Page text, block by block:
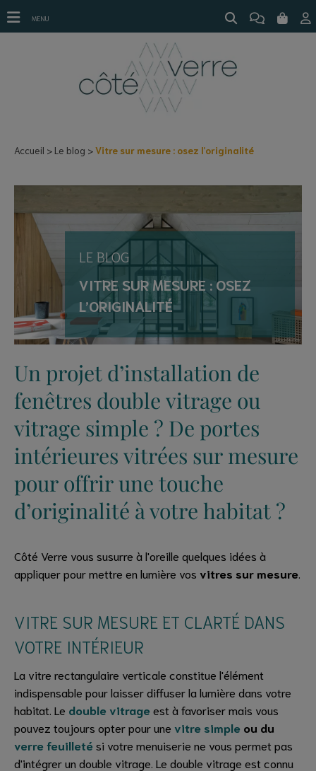
Vitre sur mesure : osez l’originalité
Accueil Le blog Vitre sur mesure : osez l’originalité
LE BLOG
VITRE SUR MESURE : OSEZ
L’ORIGINALITÉ
Un projet d’installation de
fenêtres double vitrage ou
vitrage simple ? De portes
intérieures vitrées sur mesure
pour offrir une touche
d’originalité à votre habitat ?
Côté Verre vous susurre à l'oreille quelques idées à
appliquer pour mettre en lumière vos vitres sur mesure
VITRE SUR MESURE ET CLARTÉ DANS
VOTRE INTÉRIEUR
La vitre rectangulaire verticale constitue l'élément
indispensable pour laisser diffuser la lumière dans votre
habitat. Le double vitrageest à favoriser mais vous
pouvez toujours opter pour une vitre simple ou du
verre feuilletési votre menuiserie ne vous permet pas
d'intégrer un double vitrage. Le double vitrage est connu
MENU